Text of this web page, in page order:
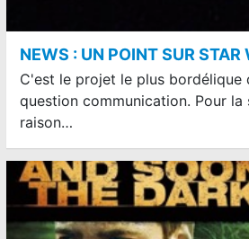
NEWS : UN POINT SUR STAR
C'est le projet le plus bordélique
question communication. Pour la
raison…